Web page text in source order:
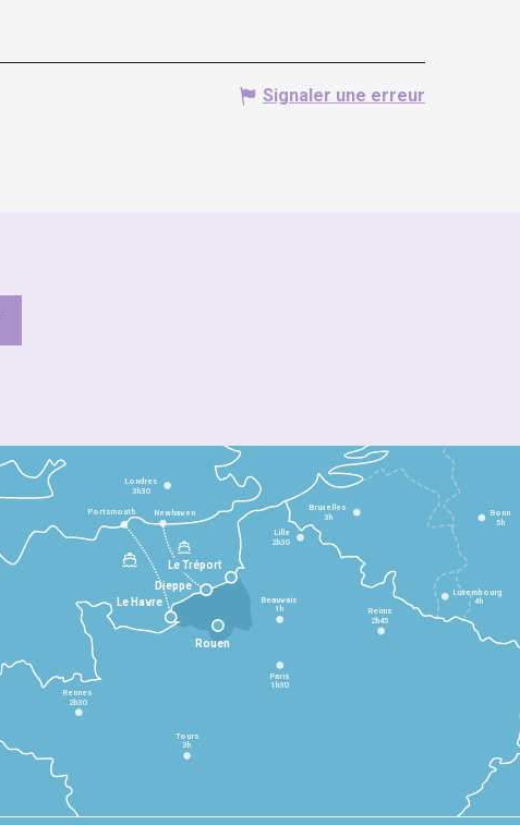
Signaler une erreur
Le Havre
Dieppe
Le Tréport
Rennes
2h30
Tours
3h
Paris
1h30
Beauvais
1h Reims
2h45
Lille
2h30
Bruxelles
3h
Londres
3h30
Newhaven
Portsmouth Bonn
5h
Luxembourg
4h
Rouen